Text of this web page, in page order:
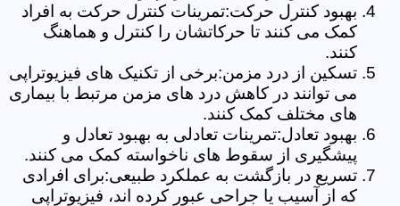
بهبود کنترل حرکت:تمرینات کنترل حرکت به افراد
کمک می کنند تا حرکاتشان را کنترل و هماهنگ
کنند.
تسکین از درد مزمن:برخی از تکنیک های فیزیوتراپی
می توانند در کاهش درد های مزمن مرتبط با بیماری
های مختلف کمک کنند.
بهبود تعادل:تمرینات تعادلی به بهبود تعادل و
پیشگیری از سقوط های ناخواسته کمک می کنند.
تسریع در بازگشت به عملکرد طبیعی:برای افرادی
که از آسیب یا جراحی عبور کرده اند، فیزیوتراپی